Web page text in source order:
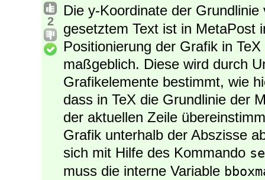
2
Die y-Koordinate der
gesetztem Text ist in MetaPost
Positionierung der Grafik in
maßgeblich. Diese wird durch
Grafikelemente bestimmt, wie
dass in TeX die Grundlinie der
der aktuellen Zeile
Grafik unterhalb der Abszisse
sich mit Hilfe des Kommando
muss die interne Variable